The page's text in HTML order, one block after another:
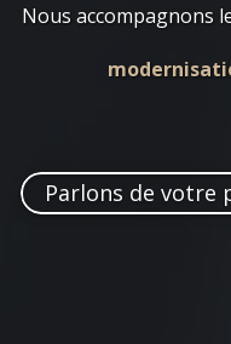
Nous accompagnons
Parlons de votre